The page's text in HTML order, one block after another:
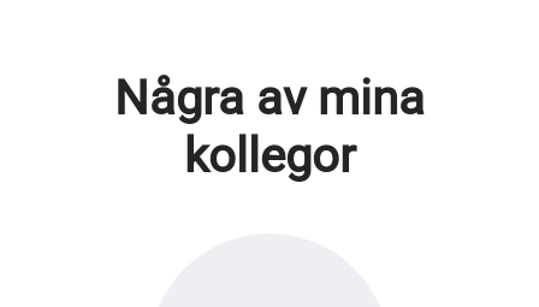
Några av mina
kollegor